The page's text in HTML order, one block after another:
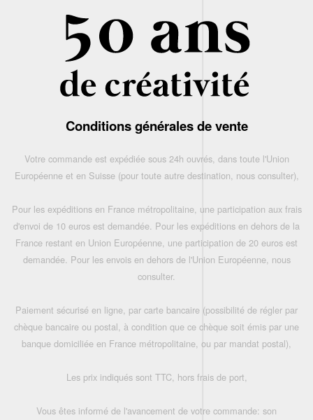
Conditions générales de vente
Votre commande est expédiée sous 24h ouvrés, dans toute l'Union
Européenne et en Suisse (pour toute autre destination, nous consulter),
Pour les expéditions en France métropolitaine, une participation aux frais
d'envoi de 10 euros est demandée. Pour les expéditions en dehors de la
France restant en Union Européenne, une participation de 20 euros est
demandée. Pour les envois en dehors de l'Union Européenne, nous
consulter.
Paiement sécurisé en ligne, par carte bancaire (possibilité de régler par
chèque bancaire ou postal, à condition que ce chèque soit émis par une
banque domiciliée en France métropolitaine, ou par mandat postal),
Les prix indiqués sont TTC, hors frais de port,
Vous êtes informé de l'avancement de votre commande: son